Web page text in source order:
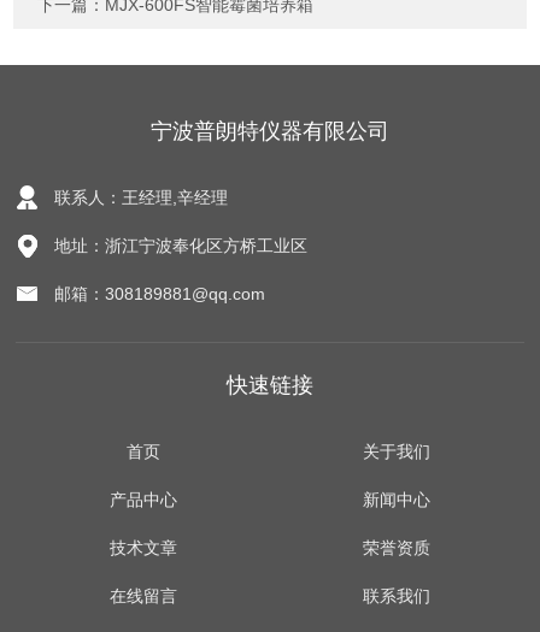
下一篇： MJX-600FS智能霉菌培养箱
宁波普朗特仪器有限公司
联系人：王经理,辛经理
地址：浙江宁波奉化区方桥工业区
邮箱：308189881@qq.com
快速链接
首页 关于我们
产品中心 新闻中心
技术文章 荣誉资质
在线留言 联系我们